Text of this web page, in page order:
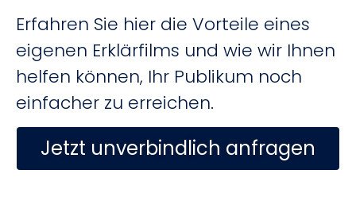
Erfahren Sie hier die Vorteile eines
eigenen Erklärfilms und wie wir Ihnen
helfen können, Ihr Publikum noch
einfacher zu erreichen.
Jetzt unverbindlich anfragen